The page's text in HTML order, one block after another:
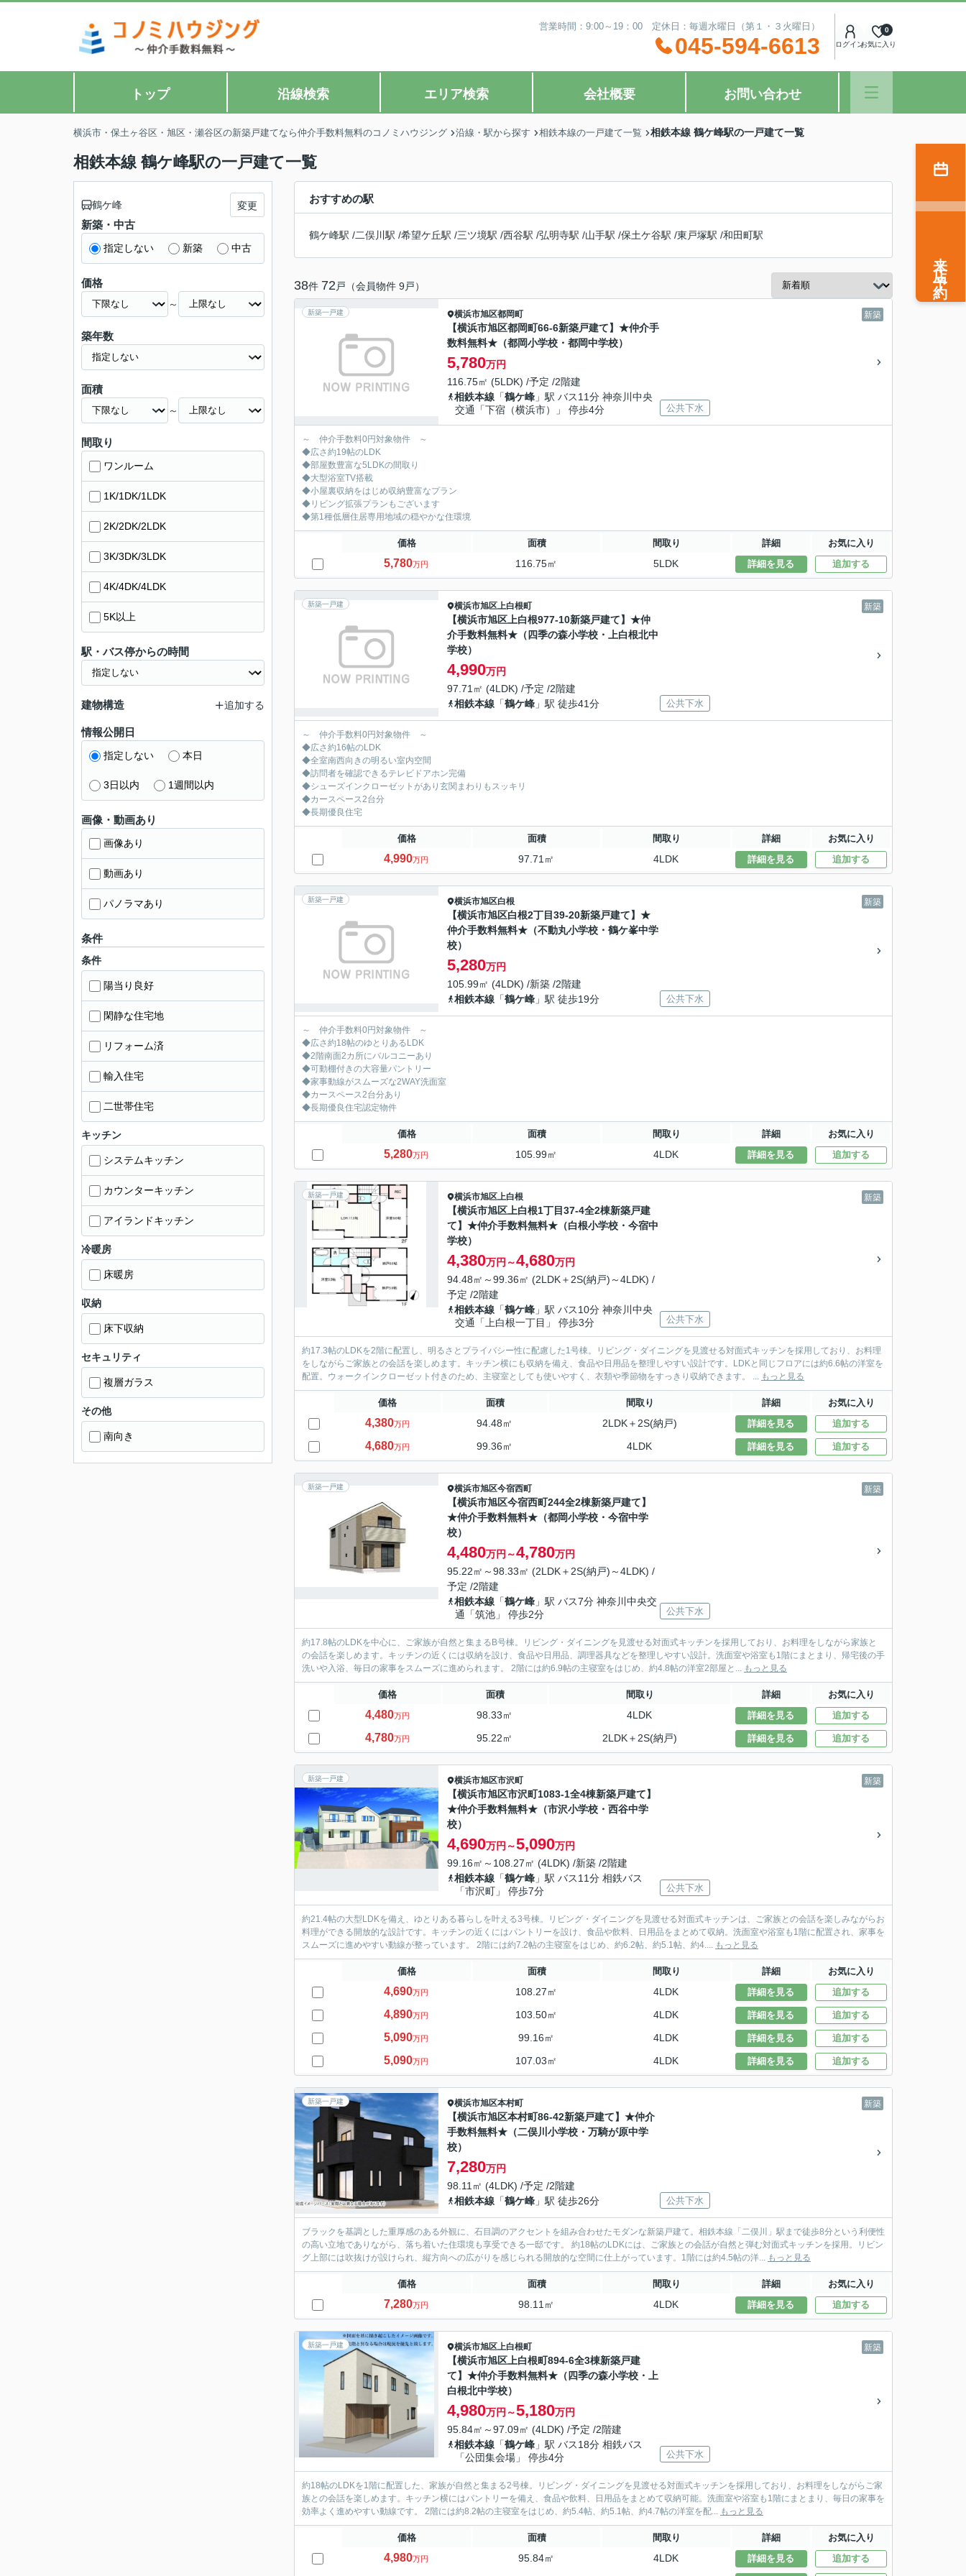
営業時間：9:00～19：00 定休日：毎週水曜日（第１・３火曜日）
045-594-6613 ログインお気に入り
0
トップ 沿線検索 エリア検索 会社概要 お問い合わせ
横浜市・保土ヶ谷区・旭区・瀬谷区の新築戸建てなら仲介手数料無料のコノミハウジング 沿線・駅から探す 相鉄本線の一戸建て一覧 相鉄本線 鶴ケ峰駅の一戸建て一覧
相鉄本線 鶴ケ峰駅の一戸建て一覧
おすすめの駅
鶴ケ峰駅 /二俣川駅 /希望ケ丘駅 /三ツ境駅 /西谷駅 /弘明寺駅 /山手駅 /保土ケ谷駅 /東戸塚駅 /和田町駅
38件 72 戸（会員物件 9戸）
新築一戸建 新築
横浜市旭区都岡町
【横浜市旭区都岡町66-6新築戸建て】★仲介手
数料無料★（都岡小学校・都岡中学校）
5,780万円
116.75㎡ (5LDK) /予定 /2階建
相鉄本線 「鶴ケ峰 」駅 バス11分 神奈川中央
交通「下宿（横浜市）」 停歩4分
公共下水
～ 仲介手数料0円対象物件 ～
◆広さ約19帖のLDK
◆部屋数豊富な5LDKの間取り
◆大型浴室TV搭載
◆小屋裏収納をはじめ収納豊富なプラン
◆リビング拡張プランもございます
◆第1種低層住居専用地域の穏やかな住環境
価格 面積 間取り 詳細 お気に入り
5,780万円 116.75㎡ 5LDK 詳細を見る 追加する
新築一戸建 新築
横浜市旭区上白根町
【横浜市旭区上白根977-10新築戸建て】★仲
介手数料無料★（四季の森小学校・上白根北中
学校）
4,990万円
97.71㎡ (4LDK) /予定 /2階建
相鉄本線 「鶴ケ峰 」駅 徒歩41分 公共下水
～ 仲介手数料0円対象物件 ～
◆広さ約16帖のLDK
◆全室南西向きの明るい室内空間
◆訪問者を確認できるテレビドアホン完備
◆シューズインクローゼットがあり玄関まわりもスッキリ
◆カースペース2台分
◆長期優良住宅
価格 面積 間取り 詳細 お気に入り
4,990万円 97.71㎡ 4LDK 詳細を見る 追加する
新築一戸建 新築
横浜市旭区白根
【横浜市旭区白根2丁目39-20新築戸建て】★
仲介手数料無料★（不動丸小学校・鶴ケ峯中学
校）
5,280万円
105.99㎡ (4LDK) /新築 /2階建
相鉄本線 「鶴ケ峰 」駅 徒歩19分 公共下水
～ 仲介手数料0円対象物件 ～
◆広さ約18帖のゆとりあるLDK
◆2階南面2カ所にバルコニーあり
◆可動棚付きの大容量パントリー
◆家事動線がスムーズな2WAY洗面室
◆カースペース2台分あり
◆長期優良住宅認定物件
価格 面積 間取り 詳細 お気に入り
5,280万円 105.99㎡ 4LDK 詳細を見る 追加する
新築一戸建 新築
横浜市旭区上白根
【横浜市旭区上白根1丁目37-4全2棟新築戸建
て】★仲介手数料無料★（白根小学校・今宿中
学校）
4,380万円～4,680万円
94.48㎡～99.36㎡ (2LDK＋2S(納戸)～4LDK) /
予定 /2階建
相鉄本線 「鶴ケ峰 」駅 バス10分 神奈川中央
交通「上白根一丁目」 停歩3分
公共下水
約17.3帖のLDKを2階に配置し、明るさとプライバシー性に配慮した1号棟。リビング・ダイニングを見渡せる対面式キッチンを採用しており、お料理
をしながらご家族との会話を楽しめます。キッチン横にも収納を備え、食品や日用品を整理しやすい設計です。LDKと同じフロアには約6.6帖の洋室を
配置。ウォークインクローゼット付きのため、主寝室としても使いやすく、衣類や季節物をすっきり収納できます。 ... もっと見る
価格 面積 間取り 詳細 お気に入り
4,380万円 94.48㎡ 2LDK＋2S(納戸) 詳細を見る 追加する
4,680万円 99.36㎡ 4LDK 詳細を見る 追加する
新築一戸建 新築
横浜市旭区今宿西町
【横浜市旭区今宿西町244全2棟新築戸建て】
★仲介手数料無料★（都岡小学校・今宿中学
校）
4,480万円～4,780万円
95.22㎡～98.33㎡ (2LDK＋2S(納戸)～4LDK) /
予定 /2階建
相鉄本線 「鶴ケ峰 」駅 バス7分 神奈川中央交
通「筑池」 停歩2分
公共下水
約17.8帖のLDKを中心に、ご家族が自然と集まるB号棟。リビング・ダイニングを見渡せる対面式キッチンを採用しており、お料理をしながら家族と
の会話を楽しめます。キッチンの近くには収納を設け、食品や日用品、調理器具などを整理しやすい設計。洗面室や浴室も1階にまとまり、帰宅後の手
洗いや入浴、毎日の家事をスムーズに進められます。 2階には約6.9帖の主寝室をはじめ、約4.8帖の洋室2部屋と... もっと見る
価格 面積 間取り 詳細 お気に入り
4,480万円 98.33㎡ 4LDK 詳細を見る 追加する
4,780万円 95.22㎡ 2LDK＋2S(納戸) 詳細を見る 追加する
新築一戸建 新築
横浜市旭区市沢町
【横浜市旭区市沢町1083-1全4棟新築戸建て】
★仲介手数料無料★（市沢小学校・西谷中学
校）
4,690万円～5,090万円
99.16㎡～108.27㎡ (4LDK) /新築 /2階建
相鉄本線 「鶴ケ峰 」駅 バス11分 相鉄バス
「市沢町」 停歩7分
公共下水
約21.4帖の大型LDKを備え、ゆとりある暮らしを叶える3号棟。リビング・ダイニングを見渡せる対面式キッチンは、ご家族との会話を楽しみながらお
料理ができる開放的な設計です。キッチンの近くにはパントリーを設け、食品や飲料、日用品をまとめて収納。洗面室や浴室も1階に配置され、家事を
スムーズに進めやすい動線が整っています。 2階には約7.2帖の主寝室をはじめ、約6.2帖、約5.1帖、約4.... もっと見る
価格 面積 間取り 詳細 お気に入り
4,690万円 108.27㎡ 4LDK 詳細を見る 追加する
4,890万円 103.50㎡ 4LDK 詳細を見る 追加する
5,090万円 99.16㎡ 4LDK 詳細を見る 追加する
5,090万円 107.03㎡ 4LDK 詳細を見る 追加する
新築一戸建 新築
横浜市旭区本村町
【横浜市旭区本村町86-42新築戸建て】★仲介
手数料無料★（二俣川小学校・万騎が原中学
校）
7,280万円
98.11㎡ (4LDK) /予定 /2階建
相鉄本線 「鶴ケ峰 」駅 徒歩26分 公共下水
ブラックを基調とした重厚感のある外観に、石目調のアクセントを組み合わせたモダンな新築戸建て。相鉄本線「二俣川」駅まで徒歩8分という利便性
の高い立地でありながら、落ち着いた住環境も享受できる一邸です。 約18帖のLDKには、ご家族との会話が自然と弾む対面式キッチンを採用。リビン
グ上部には吹抜けが設けられ、縦方向への広がりを感じられる開放的な空間に仕上がっています。1階には約4.5帖の洋... もっと見る
価格 面積 間取り 詳細 お気に入り
7,280万円 98.11㎡ 4LDK 詳細を見る 追加する
新築一戸建 新築
横浜市旭区上白根町
【横浜市旭区上白根町894-6全3棟新築戸建
て】★仲介手数料無料★（四季の森小学校・上
白根北中学校）
4,980万円～5,180万円
95.84㎡～97.09㎡ (4LDK) /予定 /2階建
相鉄本線 「鶴ケ峰 」駅 バス18分 相鉄バス
「公団集会場」 停歩4分
公共下水
約18帖のLDKを1階に配置した、家族が自然と集まる2号棟。リビング・ダイニングを見渡せる対面式キッチンを採用しており、お料理をしながらご家
族との会話を楽しめます。キッチン横にはパントリーを備え、食品や飲料、日用品をまとめて収納可能。洗面室や浴室も1階にまとまり、毎日の家事を
効率よく進めやすい動線です。 2階には約8.2帖の主寝室をはじめ、約5.4帖、約5.1帖、約4.7帖の洋室を配... もっと見る
価格 面積 間取り 詳細 お気に入り
4,980万円 95.84㎡ 4LDK 詳細を見る 追加する
鶴ケ峰 変更
新築・中古
指定しない 新築 中古
価格
～
築年数
面積
～
間取り
ワンルーム
1K/1DK/1LDK
2K/2DK/2LDK
3K/3DK/3LDK
4K/4DK/4LDK
5K以上
駅・バス停からの時間
建物構造 追加する
情報公開日
指定しない 本日
3日以内 1週間以内
画像・動画あり
画像あり
動画あり
パノラマあり
条件
条件
陽当り良好
閑静な住宅地
リフォーム済
輸入住宅
二世帯住宅
キッチン
システムキッチン
カウンターキッチン
アイランドキッチン
冷暖房
床暖房
収納
床下収納
セキュリティ
複層ガラス
その他
南向き
来店予約